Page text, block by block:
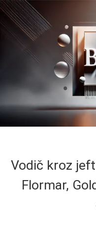
Vodič kroz
Flormar,